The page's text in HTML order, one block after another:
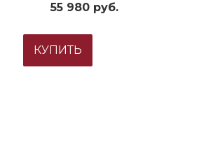
55 980 руб.
КУПИТЬ